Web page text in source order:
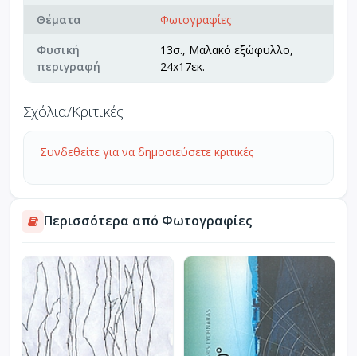
Θέματα
Φωτογραφίες
Φυσική
περιγραφή
13σ., Μαλακό εξώφυλλο,
24x17εκ.
Σχόλια/Κριτικές
Συνδεθείτε για να δημοσιεύσετε κριτικές
Περισσότερα από Φωτογραφίες